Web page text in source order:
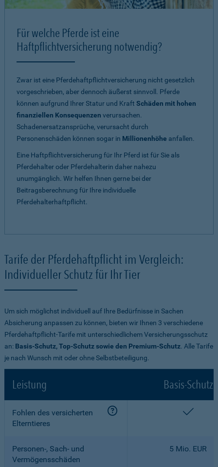
Für welche Pferde ist eine
Haftpflichtversicherung notwendig?
Zwar ist eine Pferdehaftpflichtversicherung nicht gesetzlich
vorgeschrieben, aber dennoch äußerst sinnvoll. Pferde
können aufgrund Ihrer Statur und Kraft Schäden mit hohen
finanziellen Konsequenzen verursachen.
Schadenersatzansprüche, verursacht durch
Personenschäden können sogar in Millionenhöhe anfallen.
Eine Haftpflichtversicherung für Ihr Pferd ist für Sie als
Pferdehalter oder Pferdehalterin daher nahezu
unumgänglich. Wir helfen Ihnen gerne bei der
Beitragsberechnung für Ihre individuelle
Pferdehalterhaftpflicht.
Tarife der Pferdehaftpflicht im Vergleich:
Individueller Schutz für Ihr Tier
Um sich möglichst individuell auf Ihre Bedürfnisse in Sachen
Absicherung anpassen zu können, bieten wir Ihnen 3 verschiedene
Pferdehaftpflicht-Tarife mit unterschiedlichem Versicherungsschutz
an: Basis-Schutz, Top-Schutz sowie den Premium-Schutz. Alle Tarife
je nach Wunsch mit oder ohne Selbstbeteiligung.
Leistung Basis-Schutz
Fohlen des versicherten
Elterntieres
Personen-, Sach- und
Vermögensschäden
5 Mio. EUR